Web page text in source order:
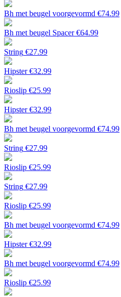
Bh met beugel voorgevormd €74.99
Bh met beugel Spacer €64.99
String €27.99
Hipster €32.99
Rioslip €25.99
Hipster €32.99
Bh met beugel voorgevormd €74.99
String €27.99
Rioslip €25.99
String €27.99
Rioslip €25.99
Bh met beugel voorgevormd €74.99
Hipster €32.99
Bh met beugel voorgevormd €74.99
Rioslip €25.99